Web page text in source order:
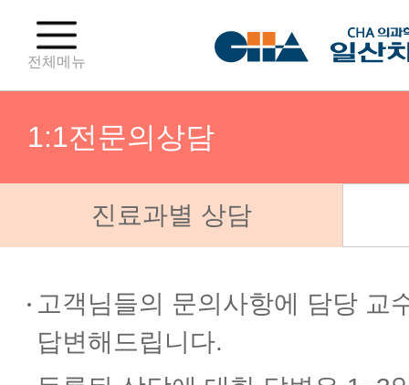
전체메뉴
1:1전문의상담
진료일정
진료예약 및 조회
진료과별 상담
고객님들의 문의사항에 담당 교
답변해드립니다.